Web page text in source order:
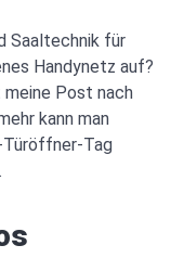
Saaltechnik für
Handynetz auf?
Post nach
kann man
Türöffner-Tag